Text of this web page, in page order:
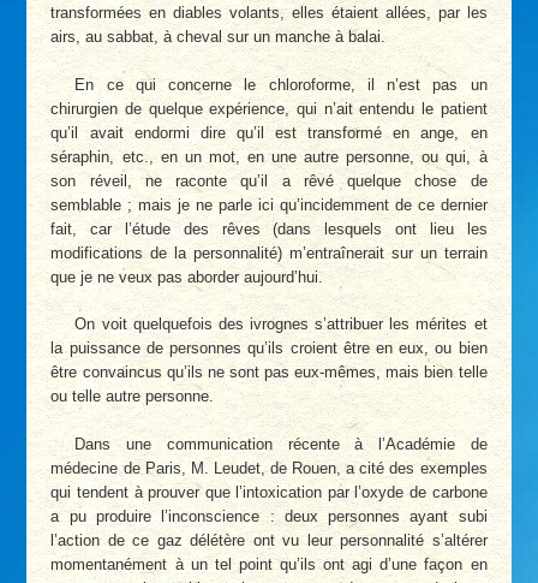
transformées en diables volants, elles étaient allées, par les
airs, au sabbat, à cheval sur un manche à balai.
En ce qui concerne le chloroforme, il n’est pas un
chirurgien de quelque expérience, qui n’ait entendu le patient
qu’il avait endormi dire qu’il est transformé en ange, en
séraphin, etc., en un mot, en une autre personne, ou qui, à
son réveil, ne raconte qu’il a rêvé quelque chose de
semblable ; mais je ne parle ici qu’incidemment de ce dernier
fait, car l’étude des rêves (dans lesquels ont lieu les
modifications de la personnalité) m’entraînerait sur un terrain
que je ne veux pas aborder aujourd’hui.
On voit quelquefois des ivrognes s’attribuer les mérites et
la puissance de personnes qu’ils croient être en eux, ou bien
être convaincus qu’ils ne sont pas eux-mêmes, mais bien telle
ou telle autre personne.
Dans une communication récente à l’Académie de
médecine de Paris, M. Leudet, de Rouen, a cité des exemples
qui tendent à prouver que l’intoxication par l’oxyde de carbone
a pu produire l’inconscience : deux personnes ayant subi
l’action de ce gaz délétère ont vu leur personnalité s’altérer
momentanément à un tel point qu’ils ont agi d’une façon en